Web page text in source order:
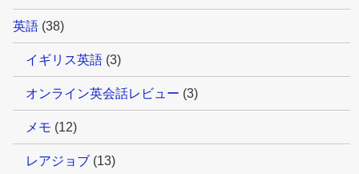
英語 (38)
イギリス英語 (3)
オンライン英会話レビュー (3)
メモ (12)
レアジョブ (13)